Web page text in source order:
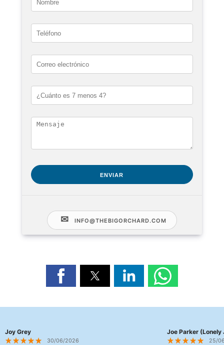
✉ INFO@THEBIGORCHARD.COM
Joy Grey
30/06/2026
Joe Parker (Lonely
25/